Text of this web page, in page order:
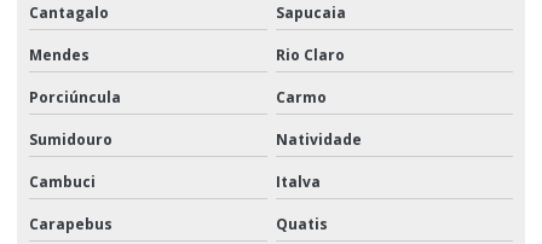
Cantagalo Sapucaia
Mendes Rio Claro
Porciúncula Carmo
Sumidouro Natividade
Cambuci Italva
Carapebus Quatis